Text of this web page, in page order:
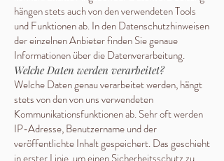
hängen stets auch von den verwendeten Tools
und Funktionen ab. In den Datenschutzhinweisen
der einzelnen Anbieter finden Sie genaue
Informationen über die Datenverarbeitung.
Welche Daten werden verarbeitet?
Welche Daten genau verarbeitet werden, hängt
stets von den von uns verwendeten
Kommunikationsfunktionen ab. Sehr oft werden
IP-Adresse, Benutzername und der
veröffentlichte Inhalt gespeichert. Das geschieht